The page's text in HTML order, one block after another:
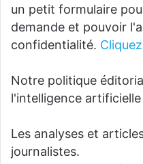
un petit formulaire
demande et pouvoir
confidentialité.
Notre politique
l'intelligence artificielle
Les analyses et
journalistes.